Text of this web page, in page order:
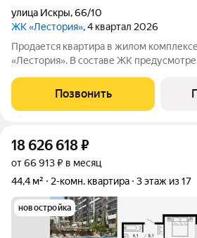
улица Искры,66/10
ЖК «Лестория», 4 квартал 2026
Продается квартира в жилом
«Лестория». В составе ЖК
подогреваемыми бассейнами, что
бизнес-класса. Аквазона объединяет
Позвонить
18 626 618₽
от 66 913 ₽ в месяц
44,4 м²
2-комн. квартира 3 этаж из 17
новостройка